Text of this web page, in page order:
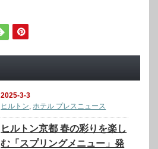
2025-3-3
ヒルトン,ホテル プレスニュース
ヒルトン京都 春の彩りを楽し
む「スプリングメニュー」発